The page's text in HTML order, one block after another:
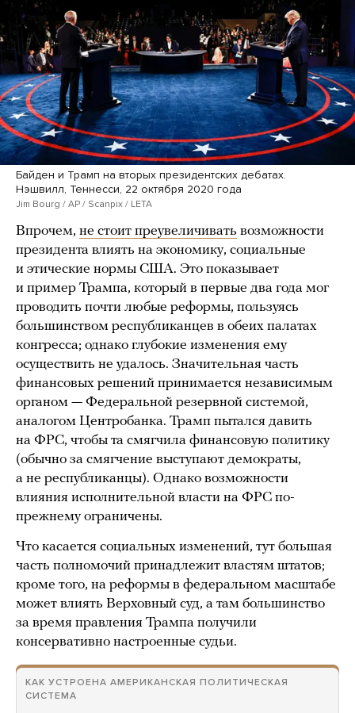
Байден и Трамп на вторых президентских дебатах.
Нэшвилл, Теннесси, 22 октября 2020 года
Jim Bourg / AP / Scanpix / LETA
Впрочем, не стоит преувеличивать возможности
президента влиять на экономику, социальные
и этические нормы США. Это показывает
и пример Трампа, который в первые два года мог
проводить почти любые реформы, пользуясь
большинством республиканцев в обеих палатах
конгресса; однако глубокие изменения ему
осуществить не удалось. Значительная часть
финансовых решений принимается независимым
органом — Федеральной резервной системой,
аналогом Центробанка. Трамп пытался давить
на ФРС, чтобы та смягчила финансовую политику
(обычно за смягчение выступают демократы,
а не республиканцы). Однако возможности
влияния исполнительной власти на ФРС по-
прежнему ограничены.
Что касается социальных изменений, тут большая
часть полномочий принадлежит властям штатов;
кроме того, на реформы в федеральном масштабе
может влиять Верховный суд, а там большинство
за время правления Трампа получили
консервативно настроенные судьи.
КАК УСТРОЕНА АМЕРИКАНСКАЯ ПОЛИТИЧЕСКАЯ
СИСТЕМА